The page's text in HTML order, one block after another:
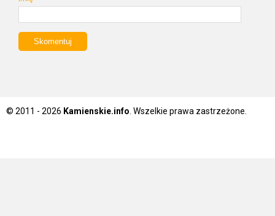
© 2011 - 2026 Kamienskie.info. Wszelkie prawa zastrzeżone.